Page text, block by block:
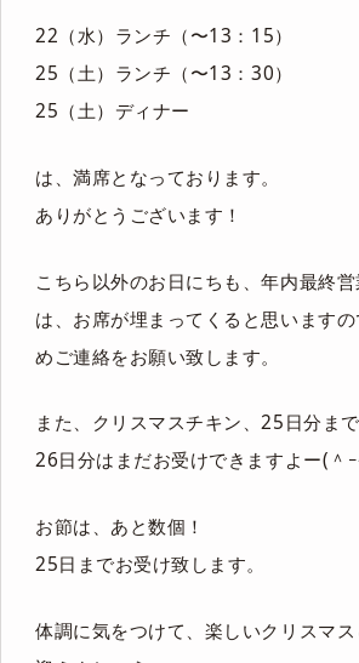
22（水）ランチ（〜13：15）
25（土）ランチ（〜13：30）
25（土）ディナー
は、満席となっております。
ありがとうございます！
こちら以外のお日にちも、年内最終
は、お席が埋まってくると思います
めご連絡をお願い致します。
また、クリスマスチキン、25日分まで
26日分はまだお受けできますよー(＾
お節は、あと数個！
25日までお受け致します。
体調に気をつけて、楽しいクリスマ